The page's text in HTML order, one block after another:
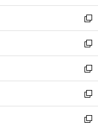
開
く
新
し
い
ウ
ィ
ン
ド
ウ
で
新
し
い
ウ
ィ
ン
ド
新
し
い
ウ
ィ
新
し
い
新